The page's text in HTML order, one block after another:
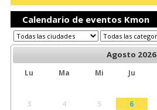
Calendario de eventos Kmon
Agosto 2026
Lu Ma Mi Ju
3
4 5 6